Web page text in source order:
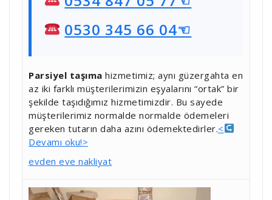
0530 345 66 04☜
Parsiyel taşıma hizmetimiz; aynı güzergahta en
az iki farklı müşterilerimizin eşyalarını “ortak” bir
şekilde taşıdığımız hizmetimizdir. Bu sayede
müşterilerimiz normalde normalde ödemeleri
gereken tutarın daha azını ödemektedirler.<
Devamı oku!>
evden eve nakliyat